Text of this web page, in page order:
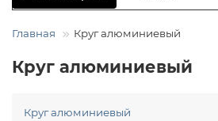
Главная Круг алюминиевый
Круг алюминиевый
Круг алюминиевый